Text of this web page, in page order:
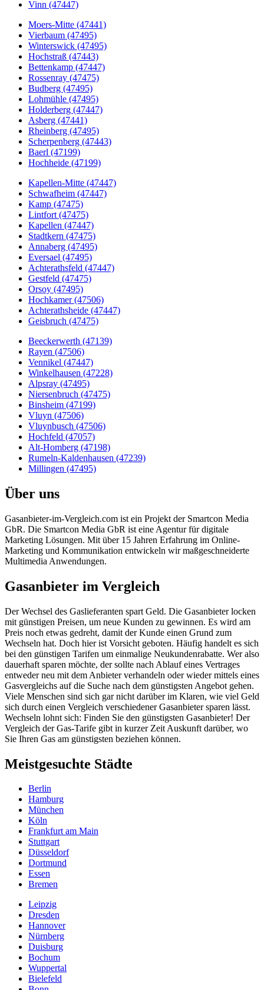
Vinn (47447)
Moers-Mitte (47441)
Vierbaum (47495)
Winterswick (47495)
Hochstraß (47443)
Bettenkamp (47447)
Rossenray (47475)
Budberg (47495)
Lohmühle (47495)
Holderberg (47447)
Asberg (47441)
Rheinberg (47495)
Scherpenberg (47443)
Baerl (47199)
Hochheide (47199)
Kapellen-Mitte (47447)
Schwafheim (47447)
Kamp (47475)
Lintfort (47475)
Kapellen (47447)
Stadtkern (47475)
Annaberg (47495)
Eversael (47495)
Achterathsfeld (47447)
Gestfeld (47475)
Orsoy (47495)
Hochkamer (47506)
Achterathsheide (47447)
Geisbruch (47475)
Beeckerwerth (47139)
Rayen (47506)
Vennikel (47447)
Winkelhausen (47228)
Alpsray (47495)
Niersenbruch (47475)
Binsheim (47199)
Vluyn (47506)
Vluynbusch (47506)
Hochfeld (47057)
Alt-Homberg (47198)
Rumeln-Kaldenhausen (47239)
Millingen (47495)
Über uns
Gasanbieter-im-Vergleich.com ist ein Projekt der Smartcon Media
GbR. Die Smartcon Media GbR ist eine Agentur für digitale
Marketing Lösungen. Mit über 15 Jahren Erfahrung im Online-
Marketing und Kommunikation entwickeln wir maßgeschneiderte
Multimedia Anwendungen.
Gasanbieter im Vergleich
Der Wechsel des Gaslieferanten spart Geld. Die Gasanbieter locken
mit günstigen Preisen, um neue Kunden zu gewinnen. Es wird am
Preis noch etwas gedreht, damit der Kunde einen Grund zum
Wechseln hat. Doch hier ist Vorsicht geboten. Häufig handelt es sich
bei den günstigen Tarifen um einmalige Neukundenrabatte. Wer also
dauerhaft sparen möchte, der sollte nach Ablauf eines Vertrages
entweder neu mit dem Anbieter verhandeln oder wieder mittels eines
Gasvergleichs auf die Suche nach dem günstigsten Angebot gehen.
Viele Menschen sind sich gar nicht darüber im Klaren, wie viel Geld
sich durch einen Vergleich verschiedener Gasanbieter sparen lässt.
Wechseln lohnt sich: Finden Sie den günstigsten Gasanbieter! Der
Vergleich der Gas-Tarife gibt in kurzer Zeit Auskunft darüber, wo
Sie Ihren Gas am günstigsten beziehen können.
Meistgesuchte Städte
Berlin
Hamburg
München
Köln
Frankfurt am Main
Stuttgart
Düsseldorf
Dortmund
Essen
Bremen
Leipzig
Dresden
Hannover
Nürnberg
Duisburg
Bochum
Wuppertal
Bielefeld